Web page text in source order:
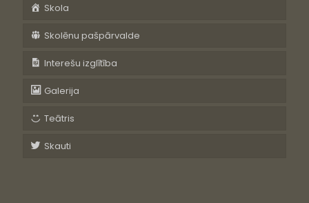
Skola
Skolēnu pašpārvalde
Interešu izglītība
Galerija
Teātris
Skauti